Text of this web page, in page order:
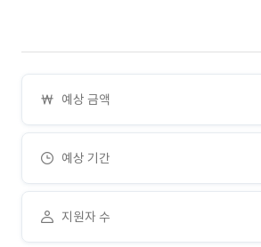
예상 금액
예상 기간
지원자 수